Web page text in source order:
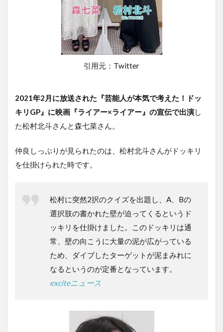
引用元：Twitter
2021年2月に放送された『芸能人が本気で考えた！ドッ
キリGP』に映画『ライアー×ライアー』の宣伝で出演し
た松村北斗さんと森七菜さん。
仲良しっぷりが見られたのは、松村北斗さんがドッキリ
を仕掛けられた時です。
松村に突然2択のクイズを出題し、A、Bの
選択肢の書かれた壁が迫ってくるというド
ッキリを仕掛けました。このドッキリは通
常、壁の向こうに大量の泥が広がっている
ため、ダイブしたターゲットが泥まみれに
なるというのが定番となっています。
exciteニュース